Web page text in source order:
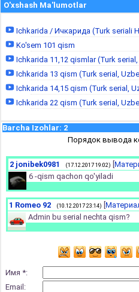
O'xshash Ma'lumotlar
Ichkarida / Ичкарида (Turk seriali
Ko'sem 101 qism
Ichkarida 11,12 qismlar (Turk
Ichkarida 13 qism (Turk serial,
Ichkarida 14,15 qism (Turk serial,
Ichkarida 22 qism (Turk serial,
Barcha Izohlar: 2
Порядок вывода
2 jonibek0981 (17.12.2017 19:02)
6 -qism qachon qo'yiladi
1 Romeo 92 (10.12.2017 23:14)
Admin bu serial nechta qism?
Имя *:
Email: